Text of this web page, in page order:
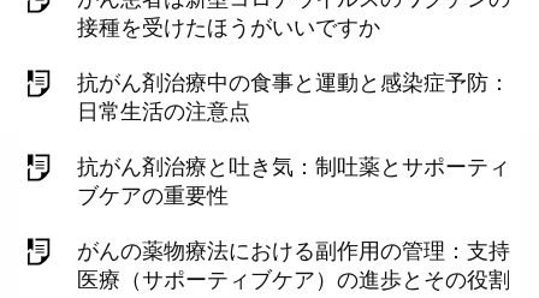
接種を受けたほうがいいですか
抗がん剤治療中の食事と運動と感染症予防：
日常生活の注意点
抗がん剤治療と吐き気：制吐薬とサポーティ
ブケアの重要性
がんの薬物療法における副作用の管理：支持
医療（サポーティブケア）の進歩とその役割